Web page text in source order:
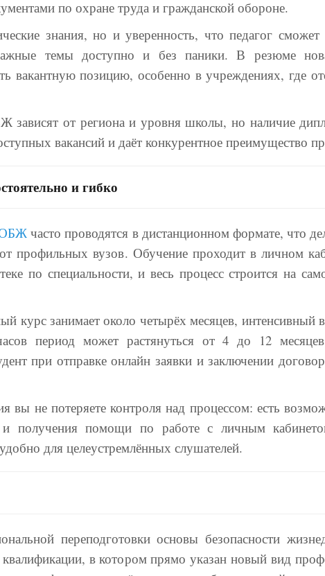
по охране труда и гражданской обороне.
знания, но и уверенность, что педагог
темы доступно и без паники. В резюме
вакантную позицию, особенно в учреждениях, где
зависят от региона и уровня школы, но наличие
вакансий и даёт конкурентное преимущество
и гибко
ОБЖ часто проводятся в дистанционном формате, что
профильных вузов. Обучение проходит в личном
по специальности, и весь процесс строится на
курс занимает около четырёх месяцев, интенсивный
период может растянуться от 4 до 12
при отправке онлайн заявки и заключении
не потеряете контроля над процессом: есть
и получения помощи по работе с личным
для целеустремлённых слушателей.
переподготовки основы безопасности
в котором прямо указан новый вид